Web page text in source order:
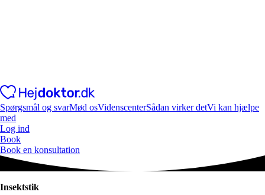
Spørgsmål og svarMød osVidenscenterSådan virker detVi kan hjælpe
med
Log ind
Book
Book en konsultation
Insektstik